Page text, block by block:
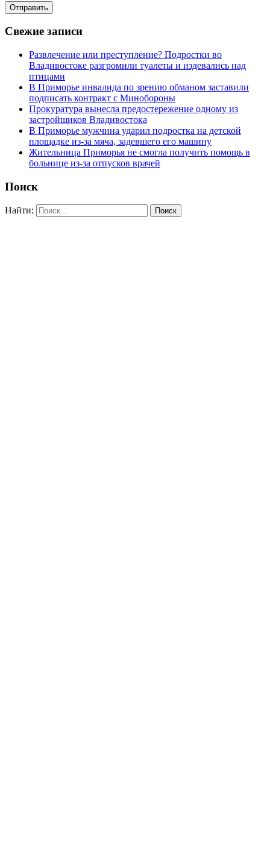
Свежие записи
Развлечение или преступление? Подростки во
Владивостоке разгромили туалеты и издевались над
птицами
В Приморье инвалида по зрению обманом заставили
подписать контракт с Минобороны
Прокуратура вынесла предостережение одному из
застройщиков Владивостока
В Приморье мужчина ударил подростка на детской
площадке из-за мяча, задевшего его машину
Жительница Приморья не смогла получить помощь в
больнице из-за отпусков врачей
Поиск
Найти: